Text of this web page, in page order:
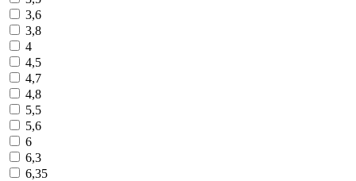
3,6
3,8
4
4,5
4,7
4,8
5,5
5,6
6
6,3
6,35